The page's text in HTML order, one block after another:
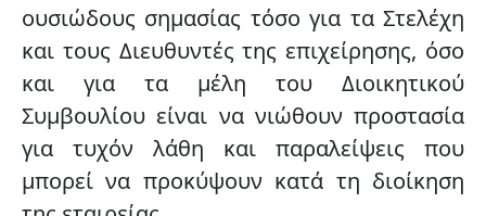
ουσιώδους σημασίας τόσο για τα Στελέχη
και τους Διευθυντές της επιχείρησης, όσο
και για τα μέλη του Διοικητικού
Συμβουλίου είναι να νιώθουν προστασία
για τυχόν λάθη και παραλείψεις που
μπορεί να προκύψουν κατά τη διοίκηση